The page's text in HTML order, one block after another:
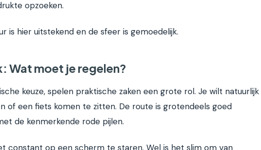
opzoeken.
is hier uitstekend en de sfeer is gemoedelijk.
Wat moet je regelen?
keuze, spelen praktische zaken een grote rol. Je wilt natuurlijk
of een fiets komen te zitten. De route is grotendeels goed
de kenmerkende rode pijlen.
constant op een scherm te staren. Wel is het slim om van